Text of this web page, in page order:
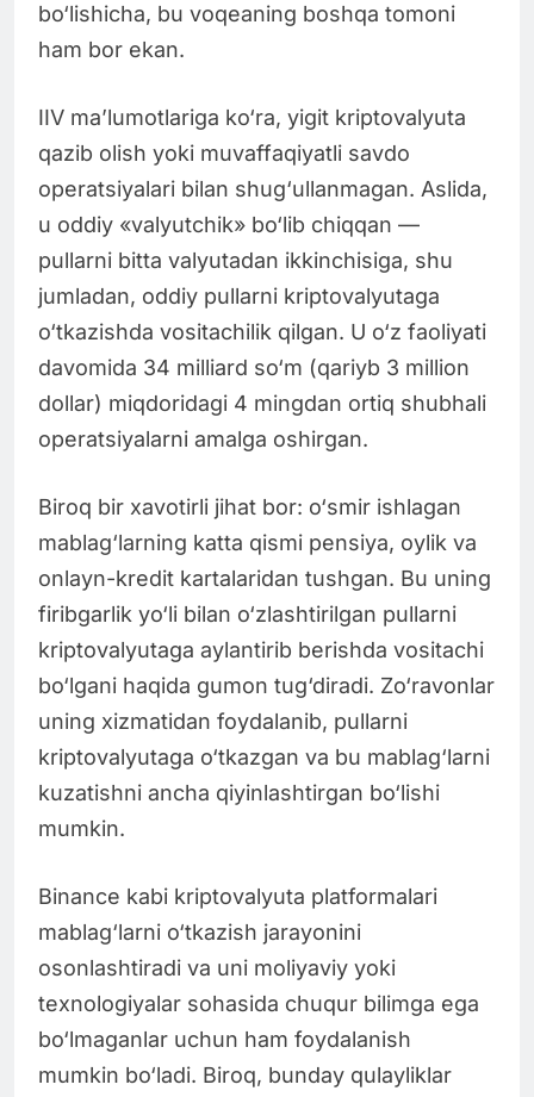
bo‘lishicha, bu voqeaning boshqa tomoni
ham bor ekan.
IIV ma’lumotlariga ko‘ra, yigit kriptovalyuta
qazib olish yoki muvaffaqiyatli savdo
operatsiyalari bilan shug‘ullanmagan. Aslida,
u oddiy «valyutchik» bo‘lib chiqqan —
pullarni bitta valyutadan ikkinchisiga, shu
jumladan, oddiy pullarni kriptovalyutaga
o‘tkazishda vositachilik qilgan. U o‘z faoliyati
davomida 34 milliard so‘m (qariyb 3 million
dollar) miqdoridagi 4 mingdan ortiq shubhali
operatsiyalarni amalga oshirgan.
Biroq bir xavotirli jihat bor: o‘smir ishlagan
mablag‘larning katta qismi pensiya, oylik va
onlayn-kredit kartalaridan tushgan. Bu uning
firibgarlik yo‘li bilan o‘zlashtirilgan pullarni
kriptovalyutaga aylantirib berishda vositachi
bo‘lgani haqida gumon tug‘diradi. Zo‘ravonlar
uning xizmatidan foydalanib, pullarni
kriptovalyutaga o‘tkazgan va bu mablag‘larni
kuzatishni ancha qiyinlashtirgan bo‘lishi
mumkin.
Binance kabi kriptovalyuta platformalari
mablag‘larni o‘tkazish jarayonini
osonlashtiradi va uni moliyaviy yoki
texnologiyalar sohasida chuqur bilimga ega
bo‘lmaganlar uchun ham foydalanish
mumkin bo‘ladi. Biroq, bunday qulayliklar